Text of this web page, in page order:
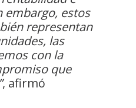
embargo, estos
representan
las
con la
que
, afirmó